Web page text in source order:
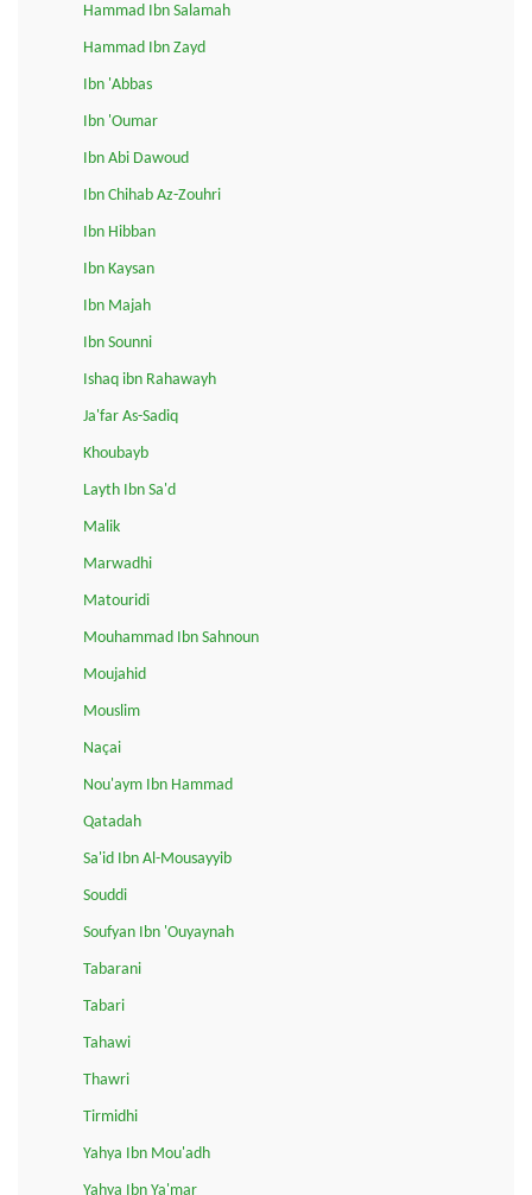
Hammad Ibn Salamah
Hammad Ibn Zayd
Ibn 'Abbas
Ibn 'Oumar
Ibn Abi Dawoud
Ibn Chihab Az-Zouhri
Ibn Hibban
Ibn Kaysan
Ibn Majah
Ibn Sounni
Ishaq ibn Rahawayh
Ja'far As-Sadiq
Khoubayb
Layth Ibn Sa'd
Malik
Marwadhi
Matouridi
Mouhammad Ibn Sahnoun
Moujahid
Mouslim
Naçai
Nou'aym Ibn Hammad
Qatadah
Sa'id Ibn Al-Mousayyib
Souddi
Soufyan Ibn 'Ouyaynah
Tabarani
Tabari
Tahawi
Thawri
Tirmidhi
Yahya Ibn Mou'adh
Yahya Ibn Ya'mar